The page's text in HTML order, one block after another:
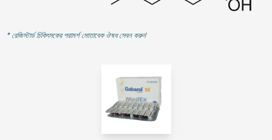
* রেজিস্টার্ড চিকিৎসকের পরামর্শ মোতাবেক ঔষধ সেবন করুন'